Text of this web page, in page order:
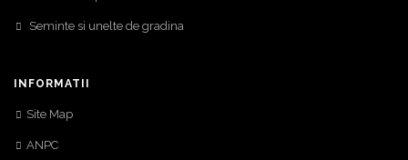
Seminte si unelte de gradina
INFORMATII
Site Map
ANPC